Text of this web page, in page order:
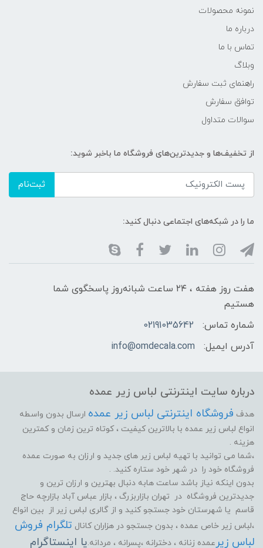
نمونه محصولات
درباره ما
تماس با ما
وبلاگ
راهنمای ثبت سفارش
توافق سفارش
سوالات متداول
از تخفیف‌ها و جدیدترین‌های فروشگاه ما باخبر شوید:
ثبت‌نام
ما را در شبکه‌های اجتماعی دنبال کنید:
هفت روز هفته ، ۲۴ ساعت شبانه‌روز پاسخگوی شما
هستیم
شماره تماس:
02191035642
آدرس ایمیل:
info@omdecala.com
درباره سایت اینترنتی لباس زیر عمده
هدف فروشگاه اینترنتی لباس زیر عمده ارسال بدون واسطه
انواع لباس زیر عمده با بالاترین کیفیت ، کوتاه ترین زمان و کمترین
هزینه .
،شما می توانید با تهیه لباس زیر های جدید و ارزان به صورت عمده
فروشگاه خود را در شهر خود ستاره کنید. .
بدون اینکه نیاز باشد ساعت هابه دنبال بهترین و ارزان ترین و
جدیدترین فروشگاه در تهران بازاربزرگ ، بازار عباس آباد بازارچه حاج
قاسم یا شهرستان خود جستجو کنید و از گالری لباس زیر از بین انواع
،لباس زیر خاص عمده ، بدون جستجو در هزاران کانال تلگرام فروش
لباس زیر عمده زنانه ، دخترانه ،پسرانه ، مردانه.یا اینستاگرام